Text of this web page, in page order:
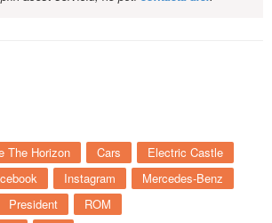
The Horizon Cars
Electric Castle
Instagram
Mercedes-Benz
President
ROM